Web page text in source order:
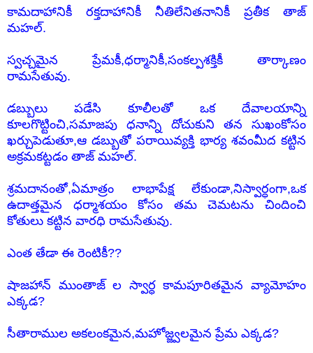
కామదాహానికీ రక్తదాహానికీ నీతిలేనితనానికీ ప్రతీక తాజ్
మహల్.
స్వచ్చమైన ప్రేమకీ,ధర్మానికీ,సంకల్పశక్తికీ తార్కాణం
రామసేతువు.
డబ్బులు పడేసి కూలీలతో ఒక దేవాలయాన్ని
కూలగొట్టించి,సమాజపు ధనాన్ని దోచుకుని తన సుఖంకోసం
ఖర్చుపెడుతూ,ఆ డబ్బుతో పరాయివ్యక్తి భార్య శవంమీద కట్టిన
అక్రమకట్టడం తాజ్ మహల్.
శ్రమదానంతో,ఏమాత్రం లాభాపేక్ష లేకుండా,నిస్వార్ధంగా,ఒక
ఉదాత్తమైన ధర్మాశయం కోసం తమ చెమటను చిందించి
కోతులు కట్టిన వారధి రామసేతువు.
ఎంత తేడా ఈ రెంటికీ??
షాజహాన్ ముంతాజ్ ల స్వార్ధ కామపూరితమైన వ్యామోహం
ఎక్కడ?
సీతారాముల అకలంకమైన,మహోజ్జ్వలమైన ప్రేమ ఎక్కడ?